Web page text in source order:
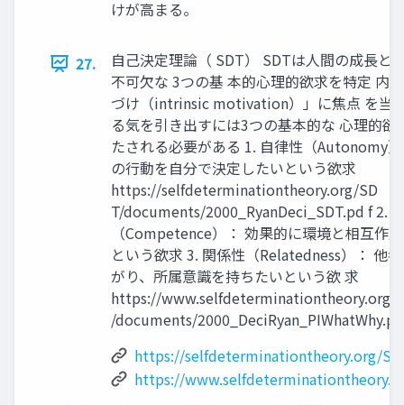
けが高まる。
27.
自己決定理論（ SDT） SDTは人間の成長と
不可欠な 3つの基 本的心理的欲求を特定 内
づけ（intrinsic motivation）」に焦点 を当
る気を引き出すには3つの基本的な 心理的欲
たされる必要がある 1. 自律性（Autonomy
の行動を自分で決定したいという欲求
https://selfdeterminationtheory.org/SD
T/documents/2000_RyanDeci_SDT.pd f 2.
（Competence）： 効果的に環境と相互作
という欲求 3. 関係性（Relatedness）： 他
がり、所属意識を持ちたいという欲 求
https://www.selfdeterminationtheory.org/
/documents/
https://selfdeterminationtheory.org/SD
https://